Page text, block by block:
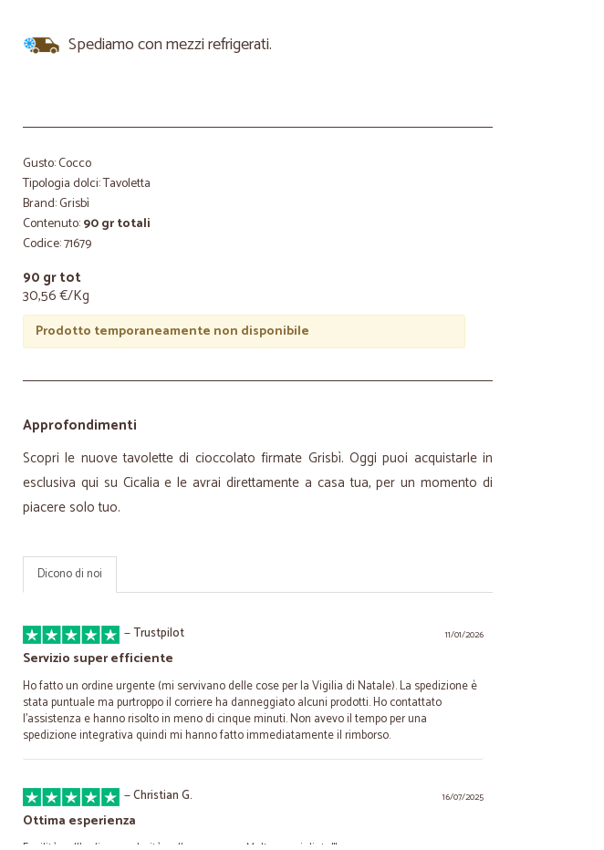
Spediamo con mezzi refrigerati.
Gusto: Cocco
Tipologia dolci: Tavoletta
Brand: Grisbì
Contenuto:90 gr totali
Codice: 71679
90 gr tot
30,56 €/Kg
Prodotto temporaneamente non disponibile
Approfondimenti
Scopri le nuove tavolette di cioccolato firmate Grisbì. Oggi puoi acquistarle in
esclusiva qui su Cicalia e le avrai direttamente a casa tua, per un momento di
piacere solo tuo.
Dicono di noi
11/01/2026
—Trustpilot
Servizio super efficiente
Ho fatto un ordine urgente (mi servivano delle cose per la Vigilia di Natale). La spedizione è
stata puntuale ma purtroppo il corriere ha danneggiato alcuni prodotti. Ho contattato
l'assistenza e hanno risolto in meno di cinque minuti. Non avevo il tempo per una
spedizione integrativa quindi mi hanno fatto immediatamente il rimborso.
16/07/2025
—Christian G.
Ottima esperienza